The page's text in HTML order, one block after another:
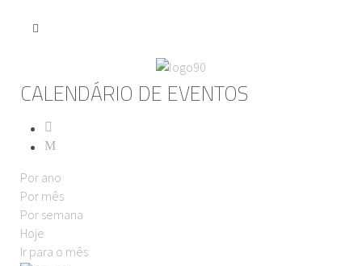
CALENDÁRIO DE EVENTOS
Por ano
Por mês
Por semana
Hoje
Ir para o mês